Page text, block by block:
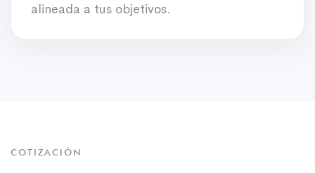
alineada a tus objetivos.
COTIZACIÓN